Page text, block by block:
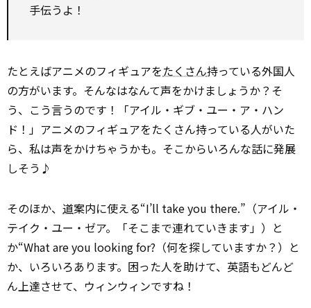
手伝うよ！
たとえばアニメのフィギュアをたくさん持っている外国人
の方がいます。そんなはなんて声をかけましょうか？そ
う、こう言うのです！「アイル・ギブ・ユー・ア・ハン
ド！」アニメのフィギュアをたくさん持っている人がいた
ら、私は声をかけちゃうかも。そこからいろんな話に発展
しそう♪
そのほか、 道案内に使える“I’ll take you there.”（アイル・
テイク・ユー・ゼア。「そこまで連れていきます」）と
か“What are you looking for?（何を探していますか？）と
か、いろいろあります。困った人を助けて、英語もどんど
ん上達させて、ウィンウィンですね！